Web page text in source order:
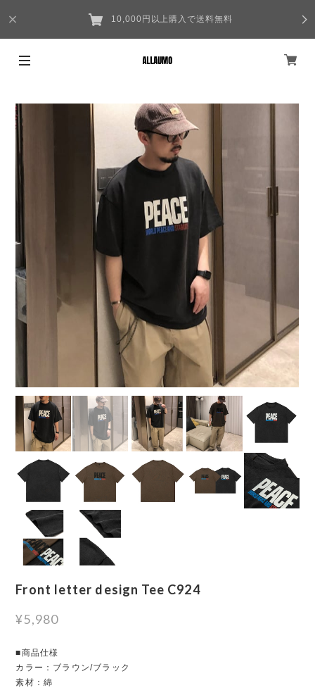
10,000円以上購入で送料無料
Front letter design Tee C924
¥5,980
■商品仕様
カラー：ブラウン/ブラック
素材：綿